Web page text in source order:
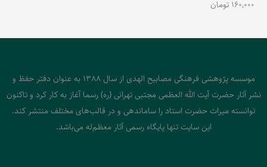
160,000 تومان
موسسه پژوهشی فرهنگی مصابیح الهدی از سال 1388 به عنوان دفتر حفظ و
نشر آثار حضرت آیت الله العظمی مجتبی تهرانی (ره) رسما آغاز به کار کرد و تاکنون
توانسته میراث حضرت استاد را ساماندهی و در قالب‌های مختلف منتشر کند.
این سایت تنها پایگاه رسمی آثار معظم‌له می‌باشد.